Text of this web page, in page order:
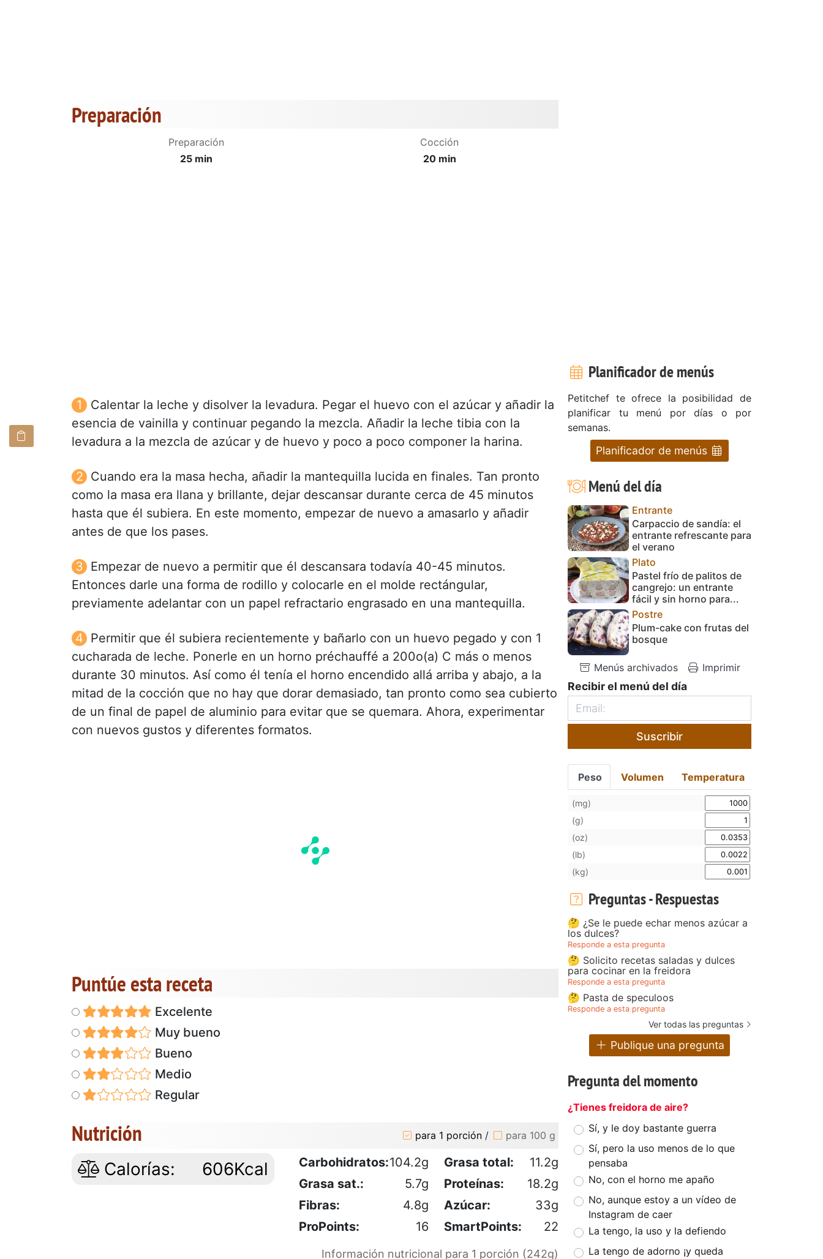
Preparación
Preparación
25 min
Cocción
20 min
Calentar la leche y disolver la levadura. Pegar el huevo con el azúcar y añadir la
esencia de vainilla y continuar pegando la mezcla. Añadir la leche tibia con la
levadura a la mezcla de azúcar y de huevo y poco a poco componer la harina.
Cuando era la masa hecha, añadir la mantequilla lucida en finales. Tan pronto
como la masa era llana y brillante, dejar descansar durante cerca de 45 minutos
hasta que él subiera. En este momento, empezar de nuevo a amasarlo y añadir
antes de que los pases.
Empezar de nuevo a permitir que él descansara todavía 40-45 minutos.
Entonces darle una forma de rodillo y colocarle en el molde rectángular,
previamente adelantar con un papel refractario engrasado en una mantequilla.
Permitir que él subiera recientemente y bañarlo con un huevo pegado y con 1
cucharada de leche. Ponerle en un horno préchauffé a 200o(a) C más o menos
durante 30 minutos. Así como él tenía el horno encendido allá arriba y abajo, a la
mitad de la cocción que no hay que dorar demasiado, tan pronto como sea cubierto
de un final de papel de aluminio para evitar que se quemara. Ahora, experimentar
con nuevos gustos y diferentes formatos.
Puntúe esta receta
Excelente
Muy bueno
Bueno
Medio
Regular
Nutrición para 1 porción / para 100 g
Calorías: 606Kcal Carbohidratos:104.2g Grasa total:
11.2g
Grasa sat.:
5.7g Proteínas:
18.2g
Fibras:
4.8g Azúcar:
33g
ProPoints:
16 SmartPoints: 22
Información nutricional para 1 porción (242g)
Planificador de menús
Petitchef te ofrece la posibilidad de
planificar tu menú por días o por
semanas.
Planificador de menús
Menú del día
Entrante
Carpaccio de sandía: el
entrante refrescante para
el verano
Plato
Pastel frío de palitos de
cangrejo: un entrante
fácil y sin horno para...
Postre
Plum-cake con frutas del
bosque
Menús archivados Imprimir
Recibir el menú del día
Suscribir
Peso Volumen Temperatura
(mg)
(g)
(oz)
(lb)
(kg)
Preguntas - Respuestas
🤔 ¿Se le puede echar menos azúcar a
los dulces?
Responde a esta pregunta
🤔 Solicito recetas saladas y dulces
para cocinar en la freidora
Responde a esta pregunta
🤔 Pasta de speculoos
Responde a esta pregunta
Ver todas las preguntas
Publique una pregunta
Pregunta del momento
¿Tienes freidora de aire?
Sí, y le doy bastante guerra
Sí, pero la uso menos de lo que
pensaba
No, con el horno me apaño
No, aunque estoy a un vídeo de
Instagram de caer
La tengo, la uso y la defiendo
La tengo de adorno ¡y queda